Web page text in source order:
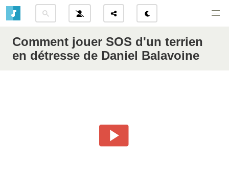
Comment jouer SOS d'un terrien
en détresse de Daniel Balavoine